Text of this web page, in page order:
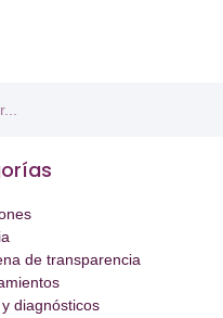
de transparencia
diagnósticos